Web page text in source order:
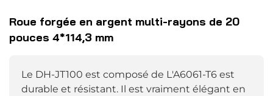
Roue forgée en argent multi-rayons de 20
pouces 4*114,3 mm
Le DH-JT100 est composé de L'A6061-T6 est
durable et résistant. Il est vraiment élégant en